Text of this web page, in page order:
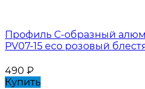
Профиль С-образный
PV07-15 eco розовый
490 ₽
Купить